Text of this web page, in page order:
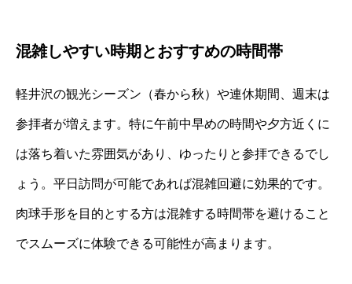
混雑しやすい時期とおすすめの時間帯
軽井沢の観光シーズン（春から秋）や連休期間、週末は
参拝者が増えます。特に午前中早めの時間や夕方近くに
は落ち着いた雰囲気があり、ゆったりと参拝できるでし
ょう。平日訪問が可能であれば混雑回避に効果的です。
肉球手形を目的とする方は混雑する時間帯を避けること
でスムーズに体験できる可能性が高まります。